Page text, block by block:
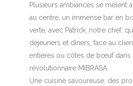
Plusieurs ambiances se mêlent à
au centre, un immense bar en
verte, avec Patrick, notre chef,
déjeuners et dîners, face au
entières ou côtes de bœuf dans
révolutionnaire MIBRASA.
Une cuisine savoureuse, des